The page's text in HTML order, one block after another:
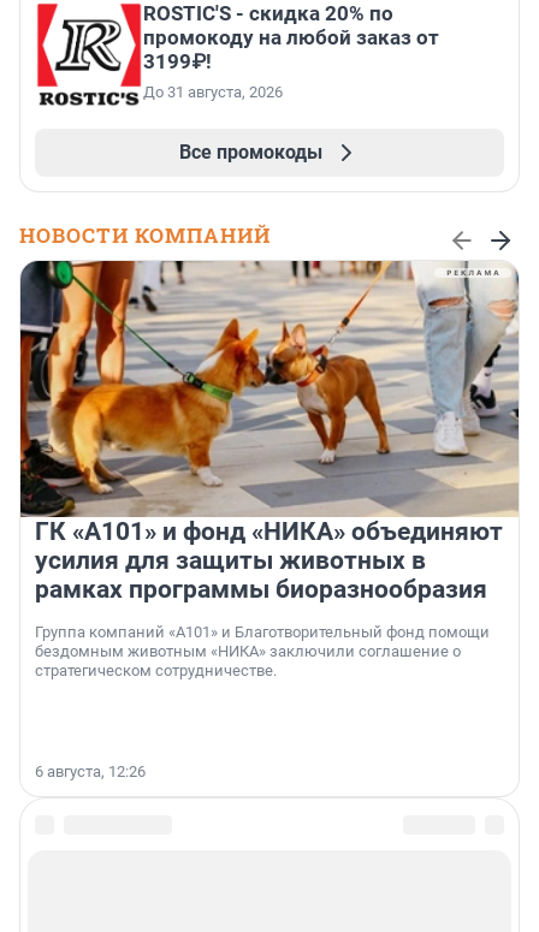
ROSTIC'S - скидка 20% по
промокоду на любой заказ от
3199₽!
До 31 августа, 2026
Все промокоды
НОВОСТИ КОМПАНИЙ
ГК «А101» и фонд «НИКА» объединяют
усилия для защиты животных в
рамках программы биоразнообразия
Группа компаний «А101» и Благотворительный фонд помощи
бездомным животным «НИКА» заключили соглашение о
стратегическом сотрудничестве.
6 августа, 12:26